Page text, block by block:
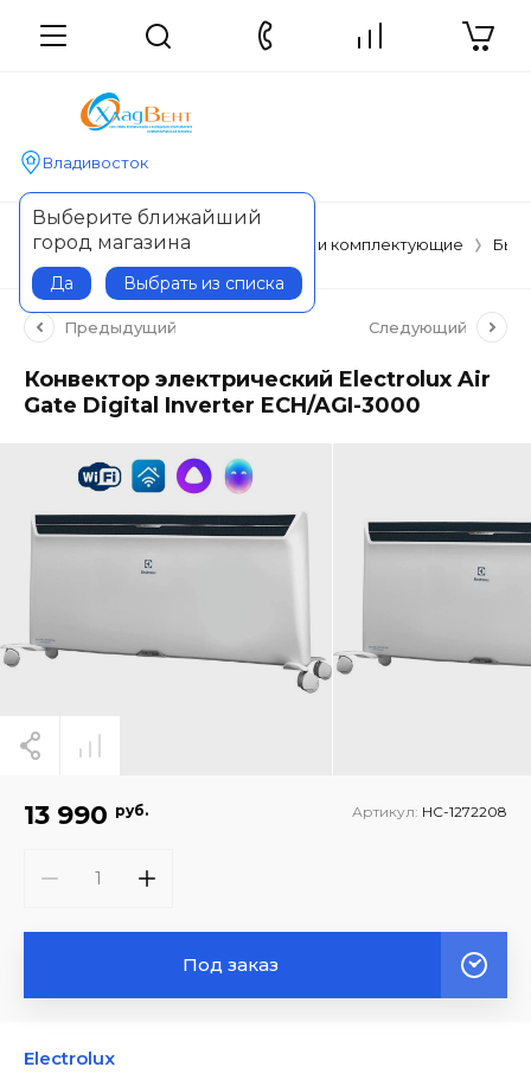
Владивосток
Выберите ближайший
город магазина
Да Выбрать из списка
Главная Отопительные приборы и комплектующие
Предыдущий Следующий
Конвектор электрический Electrolux Air
Gate Digital Inverter ECH/AGI-3000
Electrolux
13 990 руб. Артикул: НС-1272208
Под заказ